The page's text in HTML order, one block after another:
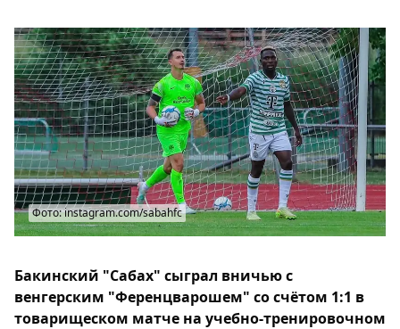
Фото: instagram.com/sabahfc
Бакинский "Сабах" сыграл вничью с
венгерским "Ференцварошем" со счётом 1:1 в
товарищеском матче на учебно-тренировочном